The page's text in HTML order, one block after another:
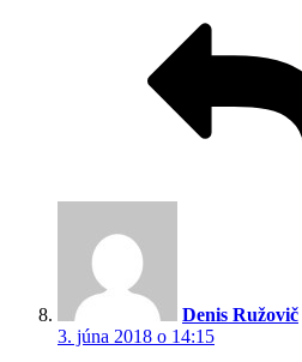
Denis Ružovič
3. júna 2018 o 14:15